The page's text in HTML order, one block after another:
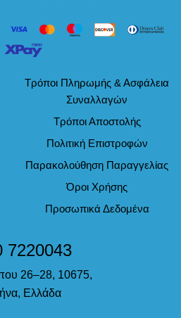
Τρόποι Πληρωμής & Ασφάλεια
Συναλλαγών
Τρόποι Αποστολής
Πολιτική Επιστροφών
Παρακολούθηση Παραγγελίας
Όροι Χρήσης
Προσωπικά Δεδομένα
7220043
26–28, 10675,
Ελλάδα